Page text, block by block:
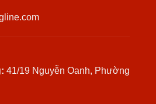
41/19 Nguyễn Oanh, Phường